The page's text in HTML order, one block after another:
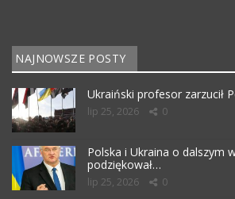
NAJNOWSZE POSTY
Ukraiński profesor zarzucił
lip 25, 2026 0
Polska i Ukraina o dalszym
podziękował…
lip 25, 2026 0